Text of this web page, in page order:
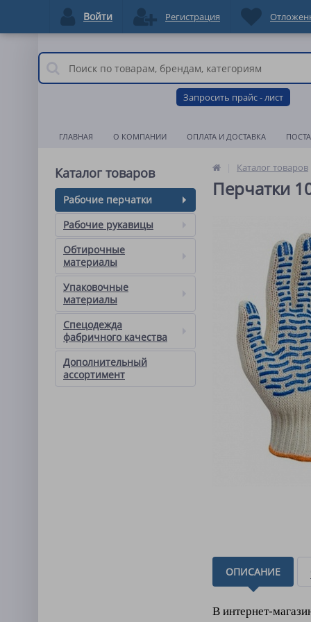
Запросить прайс - лист
ГЛАВНАЯ О КОМПАНИИ ОПЛАТА И ДОСТАВКА
Каталог товаров
Рабочие перчатки
Рабочие рукавицы
Обтирочные
материалы
Упаковочные
материалы
Спецодежда
фабричного качества
Дополнительный
ассортимент
Каталог товаров
Перчатки
ОПИСАНИЕ
В интернет-
Войти Регистрация